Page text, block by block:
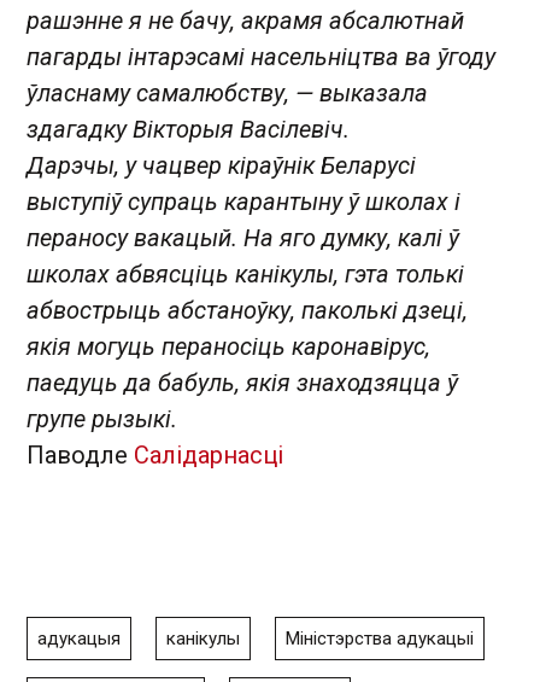
рашэнне я не бачу, акрамя абсалютнай
пагарды інтарэсамі насельніцтва ва ўгоду
ўласнаму самалюбству, — выказала
здагадку Вікторыя Васілевіч.
Дарэчы, у чацвер кіраўнік Беларусі
выступіў супраць карантыну ў школах і
пераносу вакацый. На яго думку, калі ў
школах абвясціць канікулы, гэта толькі
абвострыць абстаноўку, паколькі дзеці,
якія могуць пераносіць каронавірус,
паедуць да бабуль, якія знаходзяцца ў
групе рызыкі.
Паводле Салідарнасці
адукацыя канікулы Міністэрства адукацыі